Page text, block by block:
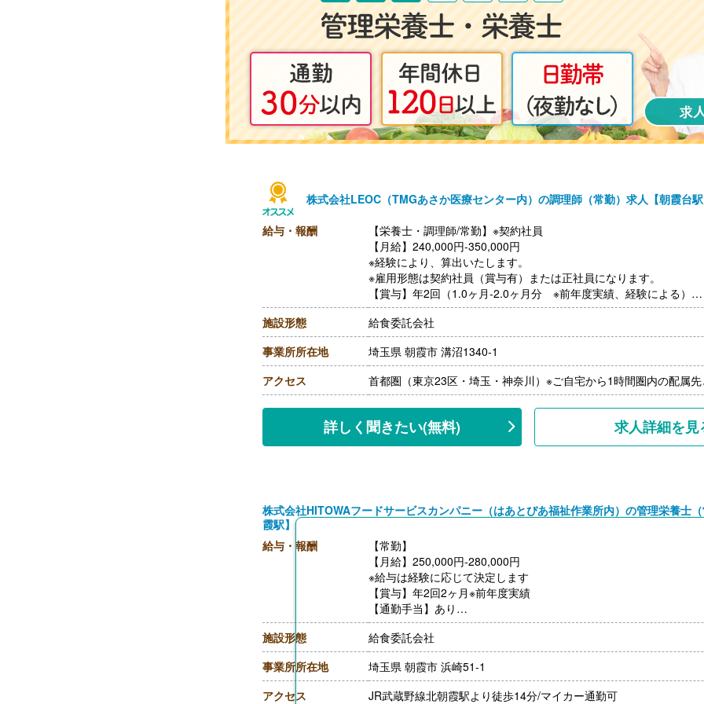
株式会社LEOC（TMGあさか医療センター内）の調理師（常勤）求人【朝霞台
給与・報酬
【栄養士・調理師/常勤】※契約社員
【月給】240,000円-350,000円
※経験により、算出いたします。
※雇用形態は契約社員（賞与有）または正社員になります。
【賞与】年2回（1.0ヶ月-2.0ヶ月分 ※前年度実績、経験による）
【通勤手当】あり（上限なし/月）※全額支給
【昇給】あり（年1回）
【退職金】あり※勤続10年以上
※モデル年収
・管理栄養士・栄養士で未経験の場合
・調理師病院調理経験3年程度の場合
年収3,500,000円-4,000,000円
ご面接を通して雇用形態を検討します。
施設形態
給食委託会社
事業所所在地
埼玉県 朝霞市 溝沼1340-1
アクセス
首都圏（東京23区・埼玉・神奈川）※ご自宅から1時間圏内の配属
詳しく聞きたい(無料) 求人詳細を見
株式会社HITOWAフードサービスカンパニー（はあとぴあ福祉作業所内）の管理栄養士
霞駅】
給与・報酬
【常勤】
【月給】250,000円-280,000円
※給与は経験に応じて決定します
【賞与】年2回2ヶ月※前年度実績
【通勤手当】あり
※公共交通機関:上限30,000円/月
※マイカー通勤:片道2km以上（ガソリン代は規定内支給）
【昇給】あり（年1回）
【退職金】あり（会社規定による）
施設形態
給食委託会社
事業所所在地
埼玉県 朝霞市 浜崎51-1
アクセス
JR武蔵野線北朝霞駅より徒歩14分/マイカー通勤可